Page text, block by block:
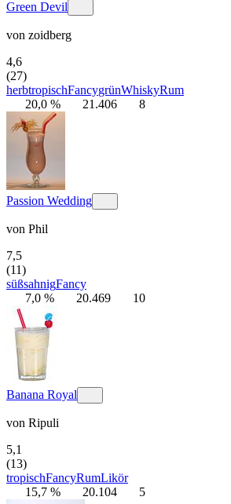
Green Devil
von zoidberg
4,6
(27)
herbtropischFancygrünWhiskyRum
20,0 %
21.406 8
Passion Wedding
von Phil
7,5
(11)
süßsahnigFancy
7,0 %
20.469 10
Banana Royal
von Ripuli
5,1
(13)
tropischFancyRumLikör
15,7 %
20.104 5